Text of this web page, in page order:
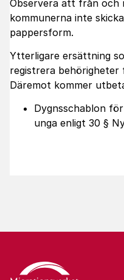
Observera att från och
kommunerna inte
pappersform.
Ytterligare ersättning
registrera behörigheter
Däremot kommer
Dygnsschablon
unga enligt 30 §